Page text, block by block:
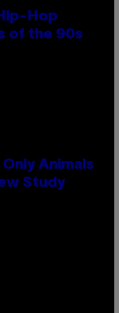
Hop
of the 90s
Only Animals
Study